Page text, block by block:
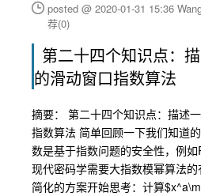
posted @ 2020-01-31 15:36
荐(0)
第二十四个知识点：
的滑动窗口指数算法
摘要： 第二十四个知识点：描述
指数算法 简单回顾一下我们知道
数是基于指数问题的安全性，例如
现代密码学需要大指数模幂算法
简化的方案开始思考：计算